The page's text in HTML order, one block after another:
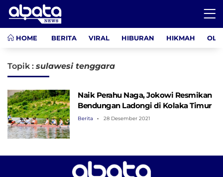
HOME BERITA VIRAL HIBURAN HIKMAH
Topik : sulawesi tenggara
Naik Perahu Naga, Jokowi Resmikan
Bendungan Ladongi di Kolaka Timur
Berita 28 Desember 2021